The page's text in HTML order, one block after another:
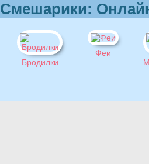
Смешарики:
Бродилки
Феи